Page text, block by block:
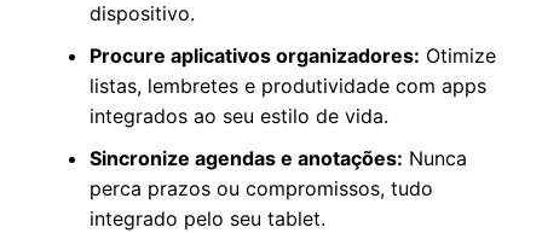
dispositivo.
Procure aplicativos organizadores: Otimize
listas, lembretes e produtividade com apps
integrados ao seu estilo de vida.
Sincronize agendas e anotações: Nunca
perca prazos ou compromissos, tudo
integrado pelo seu tablet.